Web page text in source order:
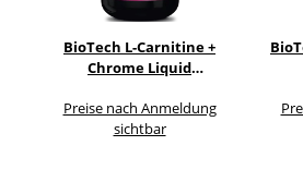
BioTech L-Carnitine +
Chrome Liquid
Preise nach Anmeldung
sichtbar